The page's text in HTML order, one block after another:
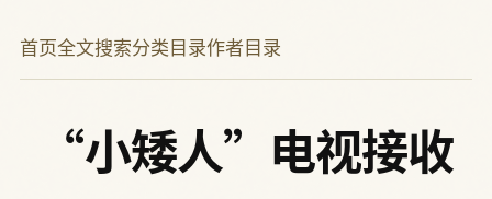
首页全文搜索分类目录作者目录
“小矮人”电视接收